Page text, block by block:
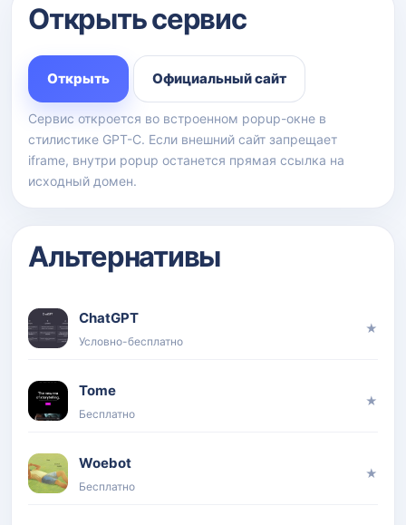
Открыть сервис
Открыть Официальный сайт
Сервис откроется во встроенном popup-окне в
стилистике GPT-C. Если внешний сайт запрещает
iframe, внутри popup останется прямая ссылка на
исходный домен.
Альтернативы
ChatGPT
Условно-бесплатно
★
Tome
Бесплатно
★
Woebot
Бесплатно
★